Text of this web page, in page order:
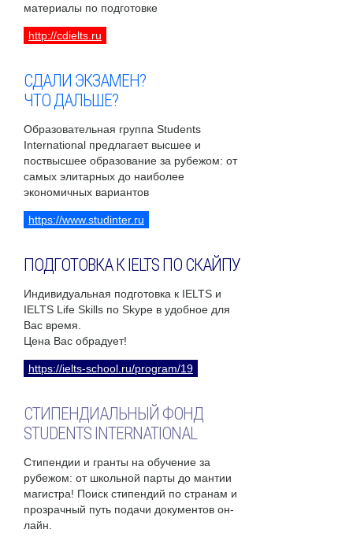
материалы по подготовке
http://cdielts.ru
СДАЛИ ЭКЗАМЕН?
ЧТО ДАЛЬШЕ?
Образовательная группа Students
International предлагает высшее и
поствысшее образование за рубежом: от
самых элитарных до наиболее
экономичных вариантов
https://www.studinter.ru
ПОДГОТОВКА К IELTS ПО СКАЙПУ
Индивидуальная подготовка к IELTS и
IELTS Life Skills по Skype в удобное для
Вас время.
Цена Вас обрадует!
https://ielts-school.ru/program/19
СТИПЕНДИАЛЬНЫЙ ФОНД
STUDENTS INTERNATIONAL
Стипендии и гранты на обучение за
рубежом: от школьной парты до мантии
магистра! Поиск стипендий по странам и
прозрачный путь подачи документов он-
лайн.